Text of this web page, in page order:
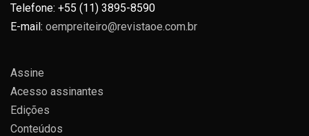
Telefone: +55 (11) 3895-8590
E-mail: oempreiteiro@revistaoe.com.br
Assine
Acesso assinantes
Edições
Conteúdos